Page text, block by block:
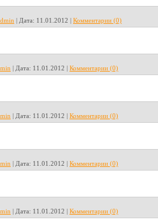
| Дата: 11.01.2012 | Комментарии (0)
| Дата: 11.01.2012 | Комментарии (0)
| Дата: 11.01.2012 | Комментарии (0)
| Дата: 11.01.2012 | Комментарии (0)
| Дата: 11.01.2012 | Комментарии (0)